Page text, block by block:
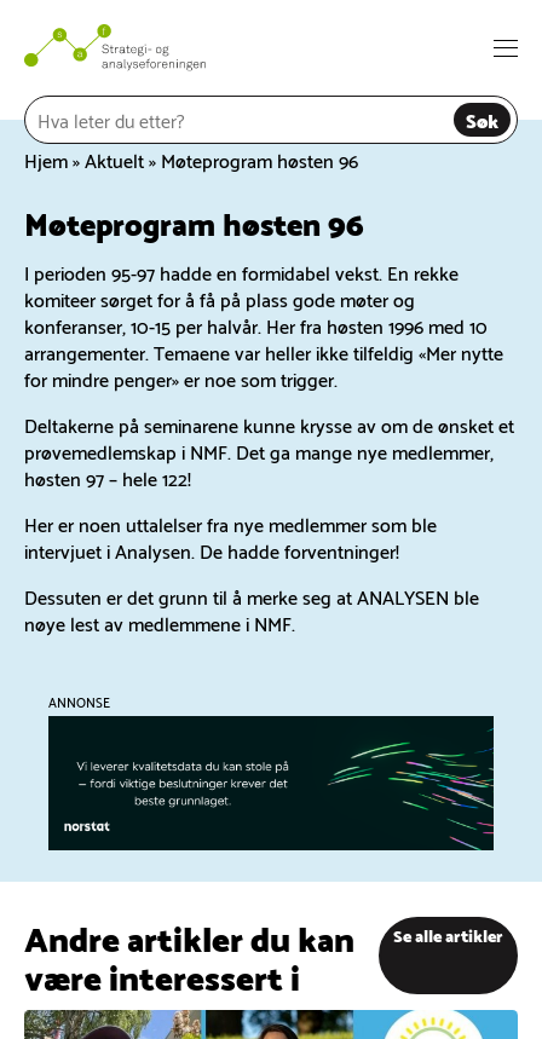
innhold
Søk
Hjem»Aktuelt»Møteprogram høsten 96
Møteprogram høsten 96
I perioden 95-97 hadde en formidabel vekst. En rekke
komiteer sørget for å få på plass gode møter og
konferanser, 10-15 per halvår. Her fra høsten 1996 med 10
arrangementer. Temaene var heller ikke tilfeldig «Mer nytte
for mindre penger» er noe som trigger.
Deltakerne på seminarene kunne krysse av om de ønsket et
prøvemedlemskap i NMF. Det ga mange nye medlemmer,
høsten 97 – hele 122!
Her er noen uttalelser fra nye medlemmer som ble
intervjuet i Analysen. De hadde forventninger!
Dessuten er det grunn til å merke seg at ANALYSEN ble
nøye lest av medlemmene i NMF.
ANNONSE
Andre artikler du kan
være interessert i
Se alle artikler